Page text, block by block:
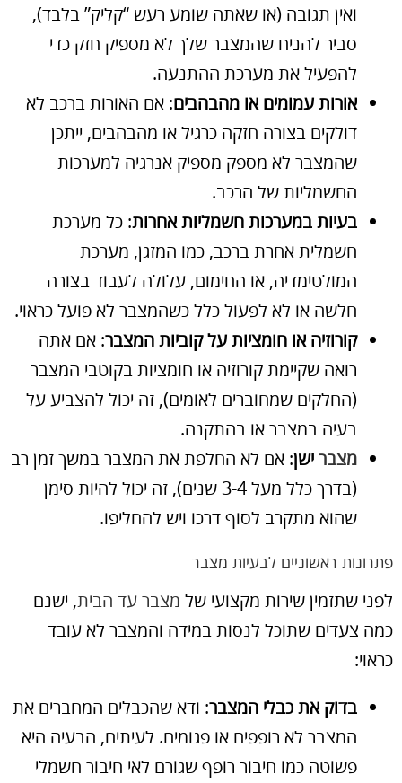
ואין תגובה (או שאתה שומע רעש “קליק” בלבד),
סביר להניח שהמצבר שלך לא מספיק חזק כדי
להפעיל את מערכת ההתנעה.
אורות עמומים או מהבהבים: אם האורות ברכב לא
דולקים בצורה חזקה כרגיל או מהבהבים, ייתכן
שהמצבר לא מספק מספיק אנרגיה למערכות
החשמליות של הרכב.
בעיות במערכות חשמליות אחרות: כל מערכת
חשמלית אחרת ברכב, כמו המזגן, מערכת
המולטימדיה, או החימום, עלולה לעבוד בצורה
חלשה או לא לפעול כלל כשהמצבר לא פועל כראוי.
קורוזיה או חומציות על קוביות המצבר: אם אתה
רואה שקיימת קורוזיה או חומציות בקוטבי המצבר
(החלקים שמחוברים לאומים), זה יכול להצביע על
בעיה במצבר או בהתקנה.
מצברישן: אם לא החלפת את המצבר במשך זמן רב
(בדרך כלל מעל 3-4 שנים), זה יכול להיות סימן
שהוא מתקרב לסוף דרכו ויש להחליפו.
פתרונות ראשוניים לבעיות מצבר
לפני שתזמין שירות מקצועי של מצבר עד הבית, ישנם
כמה צעדים שתוכל לנסות במידה והמצבר לא עובד
כראוי:
בדוק את כבלי המצבר: ודא שהכבלים המחברים את
המצבר לא רופפים או פגומים. לעיתים, הבעיה היא
פשוטה כמו חיבור רופף שגורם לאי חיבור חשמלי